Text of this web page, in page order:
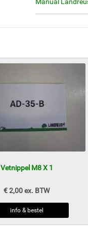
Vetnippel M8 X 1
€ 2,00 ex. BTW
info & bestel